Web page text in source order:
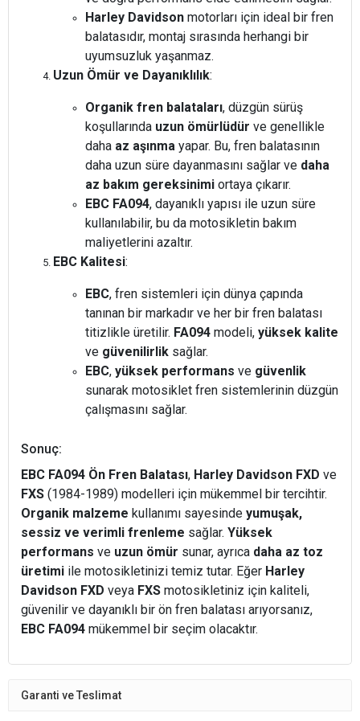
Harley Davidson motorları için ideal bir fren
balatasıdır, montaj sırasında herhangi bir
uyumsuzluk yaşanmaz.
Uzun Ömür ve Dayanıklılık:
Organik fren balataları, düzgün sürüş
koşullarında uzun ömürlüdür ve genellikle
daha az aşınma yapar. Bu, fren balatasının
daha uzun süre dayanmasını sağlar ve daha
az bakım gereksinimi ortaya çıkarır.
EBC FA094, dayanıklı yapısı ile uzun süre
kullanılabilir, bu da motosikletin bakım
maliyetlerini azaltır.
EBC Kalitesi:
EBC, fren sistemleri için dünya çapında
tanınan bir markadır ve her bir fren balatası
titizlikle üretilir. FA094 modeli, yüksek kalite
ve güvenilirlik sağlar.
EBC, yüksek performans ve güvenlik
sunarak motosiklet fren sistemlerinin düzgün
çalışmasını sağlar.
Sonuç:
EBC FA094 Ön Fren Balatası, Harley Davidson FXD ve
FXS (1984-1989) modelleri için mükemmel bir tercihtir.
Organik malzeme kullanımı sayesinde yumuşak,
sessiz ve verimli frenleme sağlar. Yüksek
performans ve uzun ömür sunar, ayrıca daha az toz
üretimi ile motosikletinizi temiz tutar. Eğer Harley
Davidson FXD veya FXS motosikletiniz için kaliteli,
güvenilir ve dayanıklı bir ön fren balatası arıyorsanız,
EBC FA094 mükemmel bir seçim olacaktır.
Garanti ve Teslimat